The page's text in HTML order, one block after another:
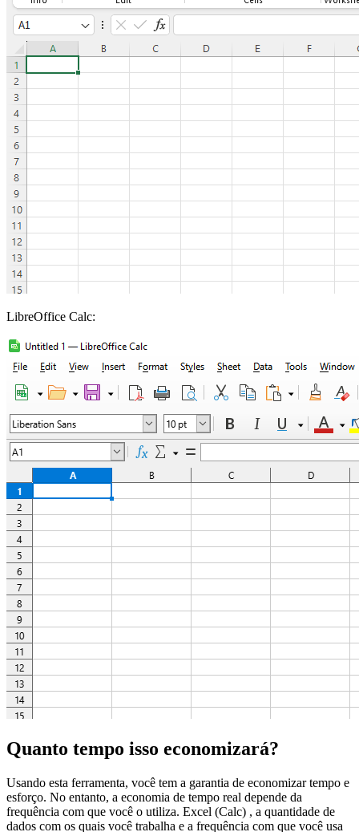
LibreOffice Calc:
Quanto tempo isso economizará?
Usando esta ferramenta, você tem a garantia de economizar tempo e
esforço. No entanto, a economia de tempo real depende da
frequência com que você o utiliza. Excel (Calc) , a quantidade de
dados com os quais você trabalha e a frequência com que você usa